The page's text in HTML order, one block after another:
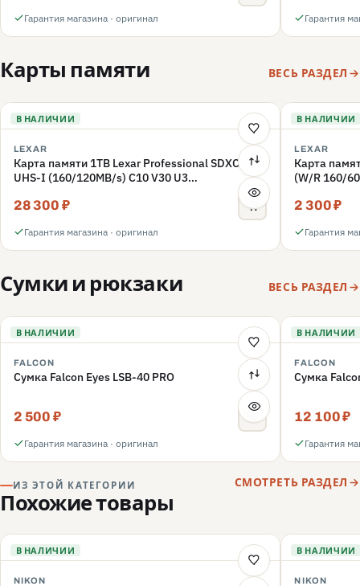
Гарантия магазина · оригинал Гарантия
Карты памяти ВЕСЬ РАЗДЕЛ
В НАЛИЧИИ
LEXAR
Карта памяти 1TB Lexar Professional SDXC
UHS-I (160/120MB/s) C10 V30 U3
28 300 ₽
Гарантия магазина · оригинал
В НАЛИЧИИ
LEXAR
Карта
(W/R 160/
2 300 ₽
Гарантия
Сумки и рюкзаки ВЕСЬ РАЗДЕЛ
В НАЛИЧИИ
FALCON
Сумка Falcon Eyes LSB-40 PRO
2 500 ₽
Гарантия магазина · оригинал
В НАЛИЧИИ
FALCON
Сумка
12 100 ₽
Гарантия
ИЗ ЭТОЙ КАТЕГОРИИ
Похожие товары
СМОТРЕТЬ РАЗДЕЛ
В НАЛИЧИИ
NIKON
В НАЛИЧИИ
NIKON